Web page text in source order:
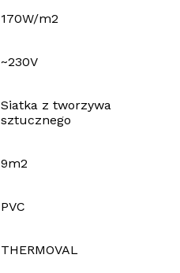
170W/m2
~230V
Siatka z tworzywa
sztucznego
9m2
PVC
THERMOVAL